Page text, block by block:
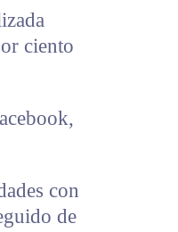
ciento
con
de